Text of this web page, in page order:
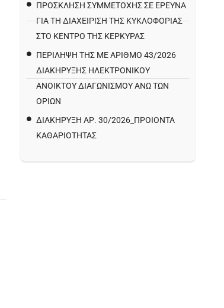
ΠΡΌΣΚΛΗΣΗ ΣΥΜΜΕΤΟΧΉΣ ΣΕ ΈΡΕΥΝΑ
ΓΙΑ ΤΗ ΔΙΑΧΕΊΡΙΣΗ ΤΗΣ ΚΥΚΛΟΦΟΡΊΑΣ
ΣΤΟ ΚΈΝΤΡΟ ΤΗΣ ΚΈΡΚΥΡΑΣ
ΠΕΡΙΛΗΨΗ ΤΗΣ ΜΕ ΑΡΙΘΜΟ 43/2026
ΔΙΑΚΗΡΥΞΗΣ ΗΛΕΚΤΡΟΝΙΚΟΥ
ΑΝΟΙΚΤΟΥ ΔΙΑΓΩΝΙΣΜΟΥ ΑΝΩ ΤΩΝ
ΟΡΙΩΝ
ΔΙΑΚΉΡΥΞΗ ΑΡ. 30/2026_ΠΡΟΙΌΝΤΑ
ΚΑΘΑΡΙΌΤΗΤΑΣ